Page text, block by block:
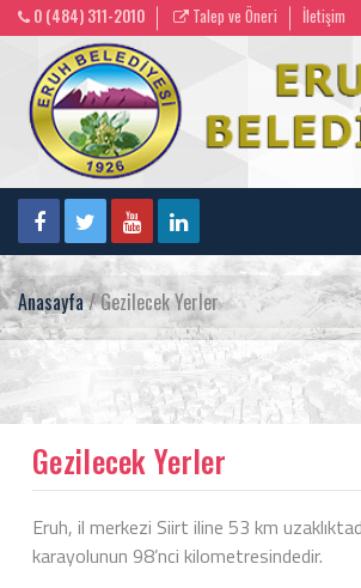
0 (484) 311-2010 Talep ve Öneri İletişim
Anasayfa/ Gezilecek Yerler
Gezilecek Yerler
Eruh, il merkezi Siirt iline 53 km
karayolunun 98’nci kilometresindedir.